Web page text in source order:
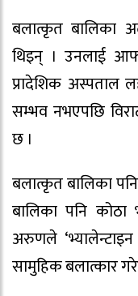
बलात्कृत बालिका
थिइन् । उनलाई
प्रादेशिक अस्पताल
सम्भव नभएपछि
छ ।
बलात्कृत बालिका
बालिका पनि
अरुणले
सामुहिक बलात्कार